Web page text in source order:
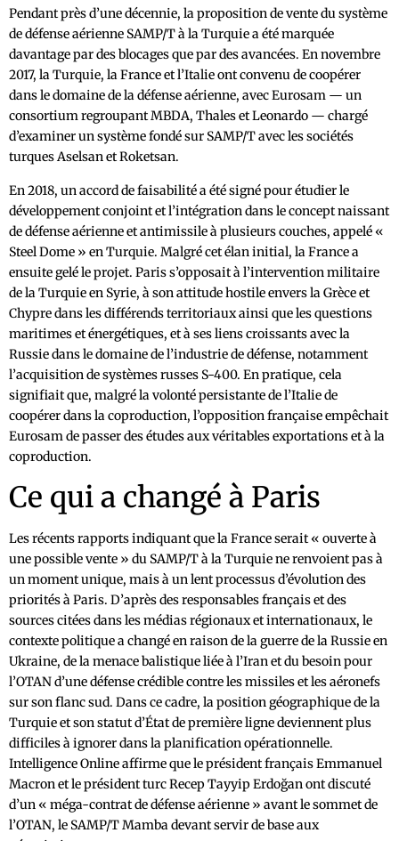
Pendant près d’une décennie, la proposition de vente du système
de défense aérienne SAMP/T à la Turquie a été marquée
davantage par des blocages que par des avancées. En novembre
2017, la Turquie, la France et l’Italie ont convenu de coopérer
dans le domaine de la défense aérienne, avec Eurosam — un
consortium regroupant MBDA, Thales et Leonardo — chargé
d’examiner un système fondé sur SAMP/T avec les sociétés
turques Aselsan et Roketsan.
En 2018, un accord de faisabilité a été signé pour étudier le
développement conjoint et l’intégration dans le concept naissant
de défense aérienne et antimissile à plusieurs couches, appelé «
Steel Dome » en Turquie. Malgré cet élan initial, la France a
ensuite gelé le projet. Paris s’opposait à l’intervention militaire
de la Turquie en Syrie, à son attitude hostile envers la Grèce et
Chypre dans les différends territoriaux ainsi que les questions
maritimes et énergétiques, et à ses liens croissants avec la
Russie dans le domaine de l’industrie de défense, notamment
l’acquisition de systèmes russes S-400. En pratique, cela
signifiait que, malgré la volonté persistante de l’Italie de
coopérer dans la coproduction, l’opposition française empêchait
Eurosam de passer des études aux véritables exportations et à la
coproduction.
Ce qui a changé à Paris
Les récents rapports indiquant que la France serait « ouverte à
une possible vente » du SAMP/T à la Turquie ne renvoient pas à
un moment unique, mais à un lent processus d’évolution des
priorités à Paris. D’après des responsables français et des
sources citées dans les médias régionaux et internationaux, le
contexte politique a changé en raison de la guerre de la Russie en
Ukraine, de la menace balistique liée à l’Iran et du besoin pour
l’OTAN d’une défense crédible contre les missiles et les aéronefs
sur son flanc sud. Dans ce cadre, la position géographique de la
Turquie et son statut d’État de première ligne deviennent plus
difficiles à ignorer dans la planification opérationnelle.
Intelligence Online affirme que le président français Emmanuel
Macron et le président turc Recep Tayyip Erdoğan ont discuté
d’un « méga-contrat de défense aérienne » avant le sommet de
l’OTAN, le SAMP/T Mamba devant servir de base aux